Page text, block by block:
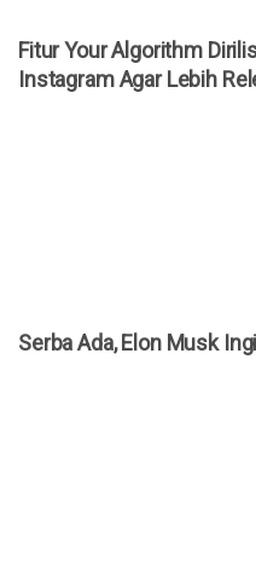
Fitur Your Algorithm
Instagram Agar Lebih
Serba Ada, Elon Musk